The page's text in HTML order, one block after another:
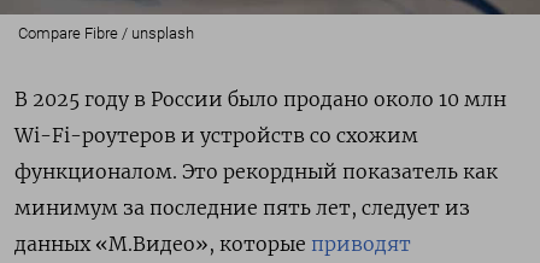
Compare Fibre / unsplash
В 2025 году в России было продано около 10 млн
Wi-Fi-роутеров и устройств со схожим
функционалом. Это рекордный показатель как
минимум за последние пять лет, следует из
данных «М.Видео», которые приводят